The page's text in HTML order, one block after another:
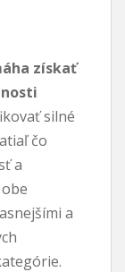
získať
silné
čo
a
a